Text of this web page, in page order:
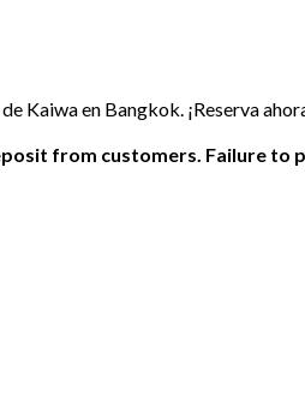
Kaiwa en Bangkok. ¡Reserva
from customers. Failure to